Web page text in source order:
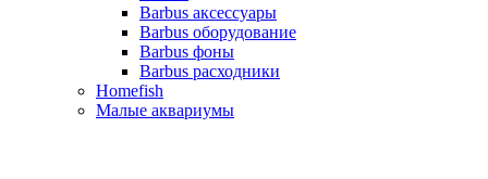
Barbus аксессуары
Barbus оборудование
Barbus фоны
Barbus расходники
Homefish
Малые аквариумы